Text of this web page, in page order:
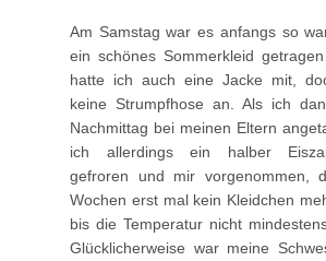
Am Samstag war es anfangs so
ein schönes Sommerkleid
hatte ich auch eine Jacke mit,
keine Strumpfhose an. Als ich
Nachmittag bei meinen Eltern
ich allerdings ein halber
gefroren und mir vorgenommen,
Wochen erst mal kein Kleidchen
bis die Temperatur nicht
Glücklicherweise war meine